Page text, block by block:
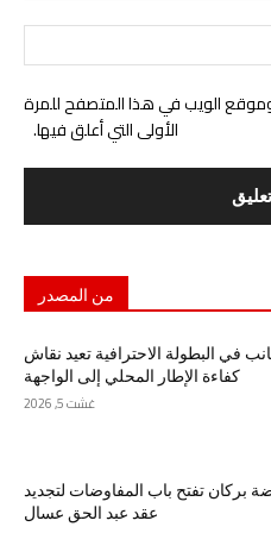
الويب في هذا المتصفح للمرة
الأولى التي أعلق فيها.
من المصدر
في البطولة الاحترافية تعيد نقاش
كفاءة الإطار المحلي إلى الواجهة
غشت 5, 2026
بركان تفتح باب المفاوضات لتجديد
عقد عبد الحق عسال